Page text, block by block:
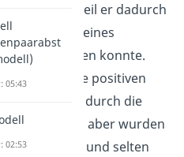
so definiert, weil er dadurch
seines
erklären konnte.
sind die positiven
größtenteils durch die
gedrungen, aber wurden
abgelenkt und selten
05:43
02:53